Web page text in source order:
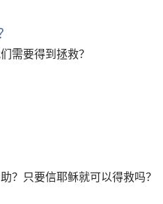
需要得到拯救？
？只要信耶稣就可以得救吗？